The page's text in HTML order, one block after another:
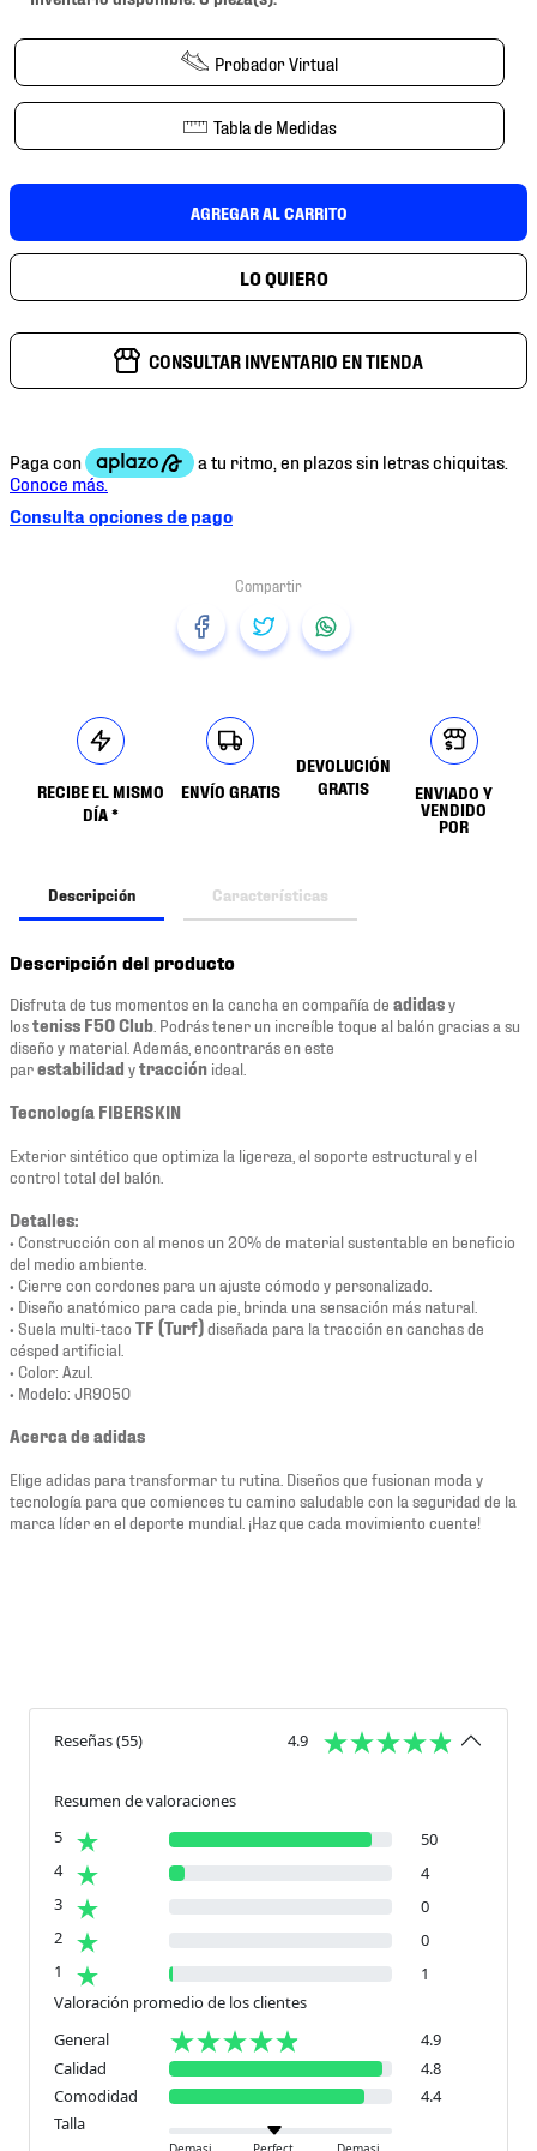
Probador Virtual
Tabla de Medidas
AGREGAR AL CARRITO
CONSULTAR INVENTARIO EN TIENDA
Consulta opciones de pago
RECIBE EL MISMO
DÍA *
ENVÍO GRATIS
DEVOLUCIÓN
GRATIS
ENVIADO Y
VENDIDO
POR
Descripción Características
Descripción del producto
Disfruta de tus momentos en la cancha en compañía de adidasy
losteniss F50 Club . Podrás tener un increíble toque al balón gracias a su
diseño y material. Además, encontrarás en este
parestabilidad ytracción ideal.
Tecnología FIBERSKIN
Exterior sintético que optimiza la ligereza, el soporte estructural y el
control total del balón.
Detalles:
• Construcción con al menos un 20% de material sustentable en beneficio
del medio ambiente.
• Cierre con cordones para un ajuste cómodo y personalizado.
• Diseño anatómico para cada pie, brinda una sensación más natural.
• Suela multi-taco TF (Turf)diseñada para la tracción en canchas de
césped artificial.
• Color: Azul.
• Modelo: JR9050
Acerca de adidas
Elige adidas para transformar tu rutina. Diseños que fusionan moda y
tecnología para que comiences tu camino saludable con la seguridad de la
marca líder en el deporte mundial. ¡Haz que cada movimiento cuente!
Reseñas(55) 4.9
Resumen de valoraciones
5
50
4
4
3
0
2
0
1
1
Valoración promedio de los clientes
General
4.9
Calidad
4.8
Comodidad
4.4
Talla
7.
mochilas